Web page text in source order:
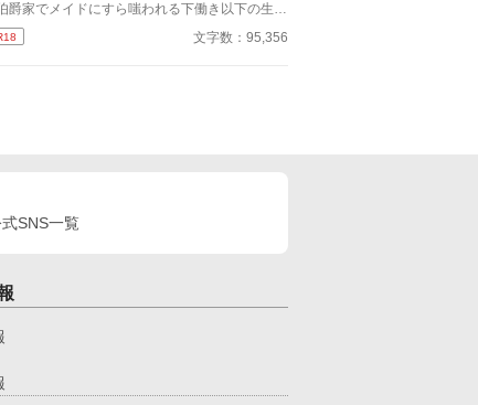
爵家でメイドにすら嗤われる下働き以下の生活
られていた。その上義兄からは火傷を負わされ
の異常な執着を示される。 そんなある日、義
文字数：95,356
SNS一覧